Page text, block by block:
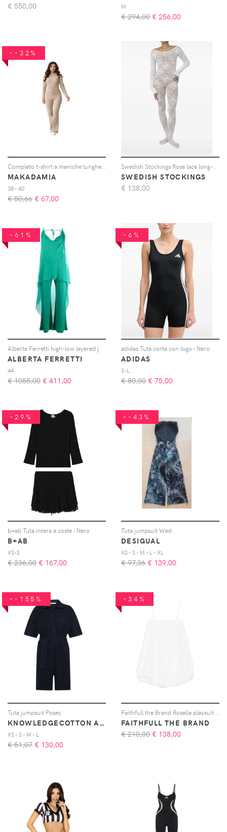
€ 550,00 M
€ 294,00 € 256,00
--32%
MAKADAMIA
38 - 40
€ 50,66 € 67,00
SWEDISH STOCKINGS
€ 138,00
-61%
ALBERTA FERRETTI
44
€ 1055,00 € 411,00
-6%
adidas Tuta corta con logo - Nero
ADIDAS
S-L
€ 80,00 € 75,00
-29%
b+ab Tuta intera a coste - Nero
B+AB
XS-S
€ 236,00 € 167,00
--43%
Tuta jumpsuit Wed
DESIGUAL
XS - S - M - L - XL
€ 97,36 € 139,00
--155%
Tuta jumpsuit Posey
KNOWLEDGECOTTON APPAREL
XS - S - M - L
€ 51,07 € 130,00
-34%
FAITHFULL THE BRAND
€ 210,00 € 138,00